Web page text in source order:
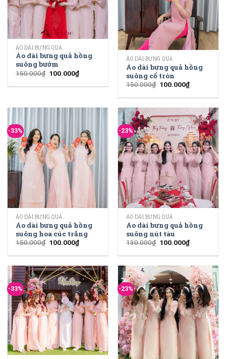
ÁO DÀI BƯNG QUẢ
Áo dài bưng quả hồng
suông bướm
150.000₫ 100.000₫
ÁO DÀI BƯNG QUẢ
Áo dài bưng quả hồng
suông cổ tròn
150.000₫ 100.000₫
-33%
ÁO DÀI BƯNG QUẢ
Áo dài bưng quả hồng
suông hoa cúc trắng
150.000₫ 100.000₫
-23%
ÁO DÀI BƯNG QUẢ
Áo dài bưng quả hồng
suông nút tàu
130.000₫ 100.000₫
-33% -23%